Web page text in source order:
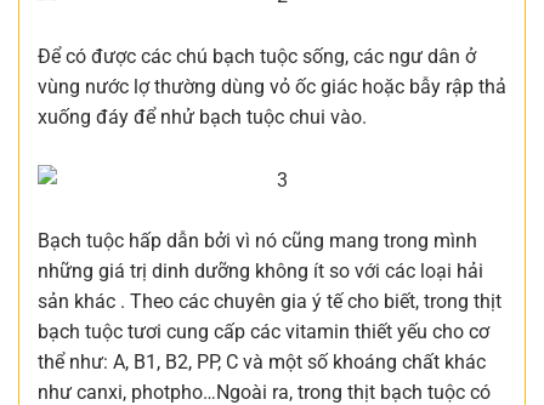
Để có được các chú bạch tuộc sống, các ngư dân ở
vùng nước lợ thường dùng vỏ ốc giác hoặc bẫy rập thả
xuống đáy để nhử bạch tuộc chui vào.
Bạch tuộc hấp dẫn bởi vì nó cũng mang trong mình
những giá trị dinh dưỡng không ít so với các loại hải
sản khác . Theo các chuyên gia ý tế cho biết, trong thịt
bạch tuộc tươi cung cấp các vitamin thiết yếu cho cơ
thể như: A, B1, B2, PP, C và một số khoáng chất khác
như canxi, photpho…Ngoài ra, trong thịt bạch tuộc có